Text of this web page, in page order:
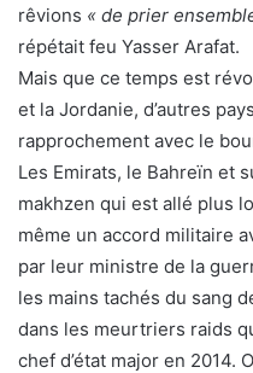
rêvions « de prier
répétait feu Yasser Arafat.
Mais que ce temps est
et la Jordanie, d’autres
rapprochement avec le
Les Emirats, le Bahreïn et
makhzen qui est allé plus
même un accord militaire
par leur ministre de la
les mains tachés du sang
dans les meurtriers raids
chef d’état major en 2014.